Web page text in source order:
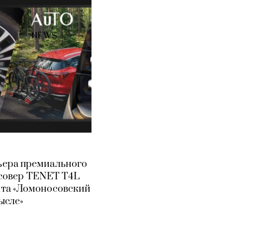
премиального
TENET T4L
«Ломоносовский